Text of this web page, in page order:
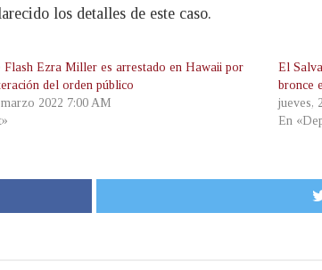
los detalles de este caso.
Flash Ezra Miller es arrestado en Hawaii por
del orden público
2022 7:00 AM
El
bronce
jueves,
En